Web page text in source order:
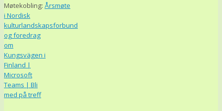
Møtekobling: Årsmøte
i Nordisk
kulturlandskapsforbund
og foredrag
om
Kungsvägen i
Finland |
Microsoft
Teams | Bli
med på treff